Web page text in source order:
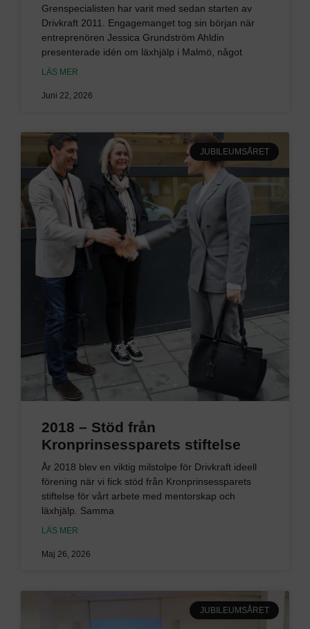
Grenspecialisten har varit med sedan starten av
Drivkraft 2011. Engagemanget tog sin början när
entreprenören Jessica Grundström Ahldin
presenterade idén om läxhjälp i Malmö, något
LÄS MER
Juni 22, 2026
JUBILEUMSÅRET
2018 – Stöd från
Kronprinsessparets stiftelse
År 2018 blev en viktig milstolpe för Drivkraft ideell
förening när vi fick stöd från Kronprinsessparets
stiftelse för vårt arbete med mentorskap och
läxhjälp. Samma
LÄS MER
Maj 26, 2026
JUBILEUMSÅRET